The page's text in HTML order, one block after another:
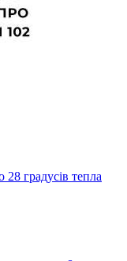
28 градусів тепла